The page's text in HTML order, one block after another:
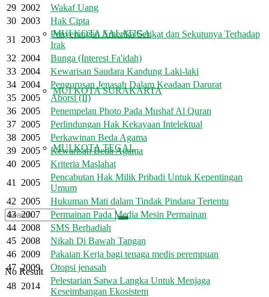
MUI KOTA SALATIGA
MUI KOTA SURAKARTA
MUI KOTA TEGAL
No Result
29 2002
Wakaf Uang
30 2003
Hak Cipta
31
2003
Penyerangan Amerika Serikat dan Sekutunya Terhadap
Irak
32 2004
Bunga (Interest Fa'idah)
33 2004
Kewarisan Saudara Kandung Laki-laki
34 2004
Pengurusan Jenasah Dalam Keadaan Darurat
35 2005
Aborsi (II)
36 2005
Penempelan Photo Pada Mushaf Al Quran
37 2005
Perlindungan Hak Kekayaan Intelektual
38 2005
Perkawinan Beda Agama
39 2005
Kewarisan Beda Agama
40 2005
Kriteria Maslahat
41
2005
Pencabutan Hak Milik Pribadi Untuk Kepentingan
Umum
42 2005
Hukuman Mati dalam Tindak Pindana Tertentu
43 2007
Permainan Pada Media Mesin Permainan
44 2008
SMS Berhadiah
45 2008
Nikah Di Bawah Tangan
46 2009
Pakaian Kerja bagi tenaga medis perempuan
47 2009
Otopsi jenasah
48 2014
Pelestarian Satwa Langka Untuk Menjaga
Keseimbangan Ekosistem